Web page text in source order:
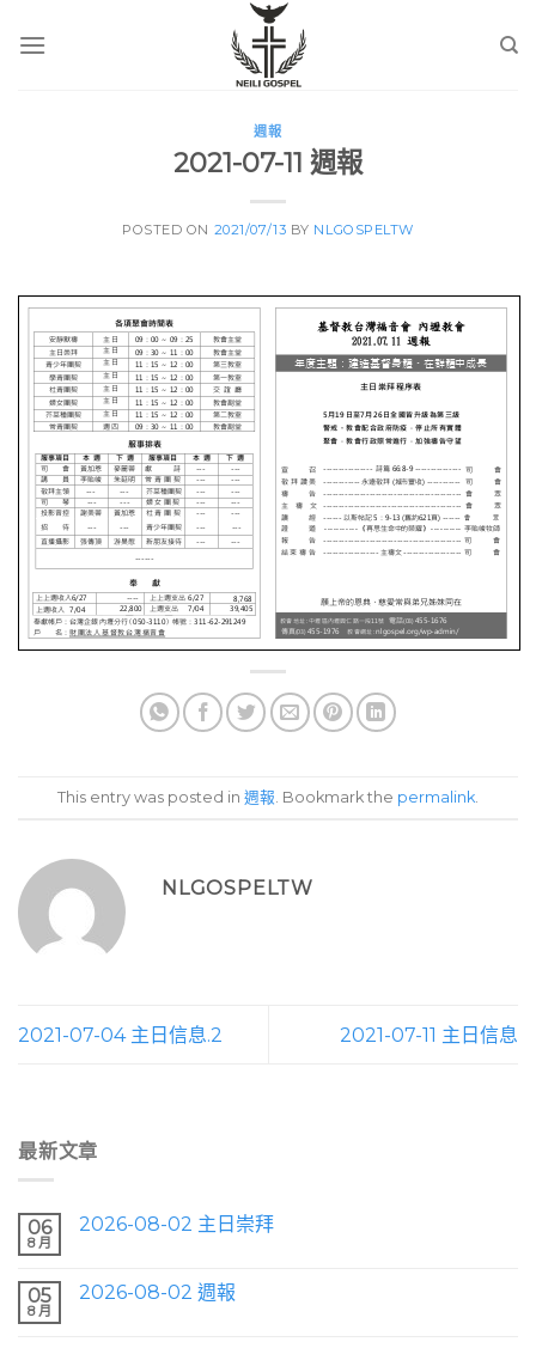
週報
2021-07-11 週報
POSTED ON 2021/07/13 BY NLGOSPELTW
This entry was posted in 週報 . Bookmark the permalink
NLGOSPELTW
2021-07-04 主日信息.2 2021-07-11 主日信息
最新文章
06
8 月
2026-08-02 主日崇拜
05
8 月
2026-08-02 週報